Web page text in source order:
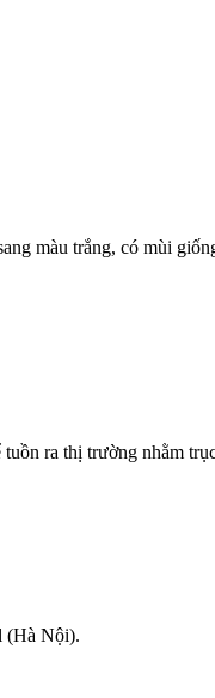
màu trắng, có mùi
ra thị trường nhằm
(Hà Nội).